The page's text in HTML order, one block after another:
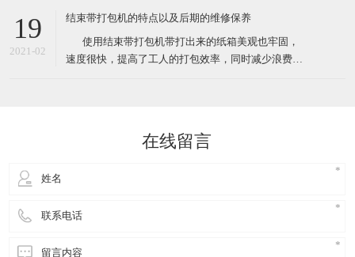
接选择全自动的，很有可能由于衣物的形状不是十分
另外的朋友觉得如果不选择全自动的打包机的话，很
有可能最后会造成比较严重
19
2021-02
结束带打包机的特点以及后期的维修保养
​ 使用结束带打包机带打出来的纸箱美观也牢固，
速度很快，提高了工人的打包效率，同时减少浪费，
在线留言